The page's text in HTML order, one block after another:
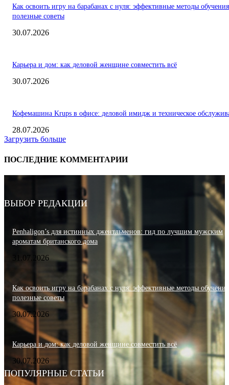
Как освоить игру на барабанах с нуля: эффективные методы
полезные советы
30.07.2026
Карьера и дом: как деловой женщине совместить всё
30.07.2026
Кофемашина Krups в офисе: деловой имидж и техническое
28.07.2026
Загрузить больше
ПОСЛЕДНИЕ КОММЕНТАРИИ
ВЫБОР РЕДАКЦИИ
Penhaligon’s для истинных джентльменов: гид по лучшим мужским
ароматам британского дома
31.07.2026
Как освоить игру на барабанах с нуля: эффективные методы
полезные советы
30.07.2026
Карьера и дом: как деловой женщине совместить всё
30.07.2026
ПОПУЛЯРНЫЕ СТАТЬИ